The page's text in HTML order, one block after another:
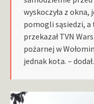
wyskoczyła z
pomogli sąsiedzi, a
przekazał TVN
pożarnej w
jednak kota. – dodał.